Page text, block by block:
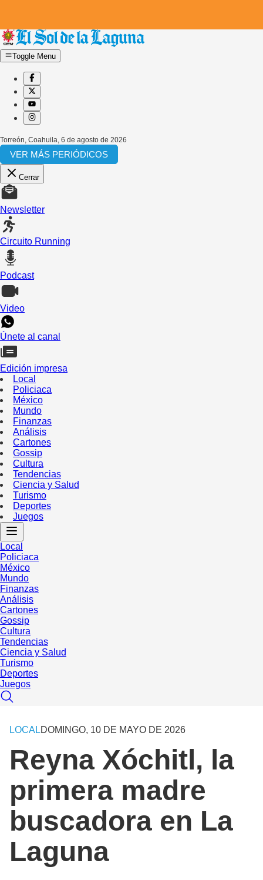
Toggle Menu
Torreón, Coahuila 6 de agosto de 2026
VER MÁS PERIÓDICOS
Cerrar
Newsletter
Circuito Running
Podcast
Video
Únete al canal
Edición impresa
Local
Policiaca
México
Mundo
Finanzas
Análisis
Cartones
Gossip
Cultura
Tendencias
Ciencia y Salud
Turismo
Deportes
Juegos
Local
Policiaca
México
Mundo
Finanzas
Análisis
Cartones
Gossip
Cultura
Tendencias
Ciencia y Salud
Turismo
Deportes
Juegos
LOCALDOMINGO, 10 DE MAYO DE 2026
Reyna Xóchitl, la
primera madre
buscadora en La
Laguna